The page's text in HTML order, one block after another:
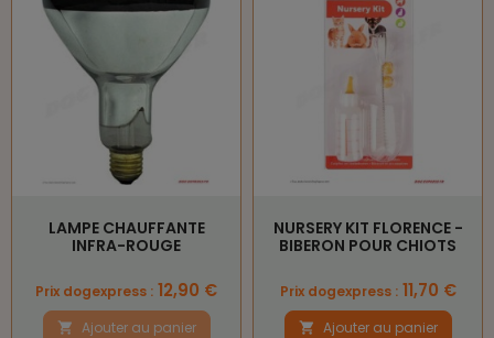
LAMPE CHAUFFANTE
INFRA-ROUGE
Prix
Prix dogexpress : 12,90 €
 Ajouter au panier
NURSERY KIT FLORENCE -
BIBERON POUR CHIOTS
Prix
Prix dogexpress :11,70 €
 Ajouter au panier